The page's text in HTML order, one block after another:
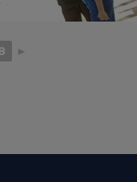
►